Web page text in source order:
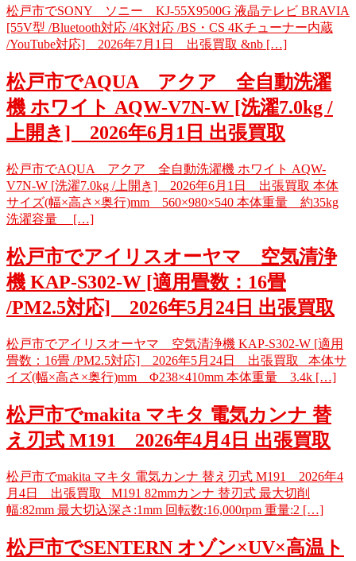
松戸市でSONY ソニー KJ-55X9500G 液晶テレビ BRAVIA
[55V型 /Bluetooth対応 /4K対応 /BS・CS 4Kチューナー内蔵
/YouTube対応] 2026年7月1日 出張買取 &nb […]
松戸市でAQUA アクア 全自動洗濯
機 ホワイト AQW-V7N-W [洗濯7.0kg /
上開き] 2026年6月1日 出張買取
松戸市でAQUA アクア 全自動洗濯機 ホワイト AQW-
V7N-W [洗濯7.0kg /上開き] 2026年6月1日 出張買取 本体
サイズ(幅×高さ×奥行)mm 560×980×540 本体重量 約35kg
洗濯容量 […]
松戸市でアイリスオーヤマ 空気清浄
機 KAP-S302-W [適用畳数：16畳
/PM2.5対応] 2026年5月24日 出張買取
松戸市でアイリスオーヤマ 空気清浄機 KAP-S302-W [適用
畳数：16畳 /PM2.5対応] 2026年5月24日 出張買取 本体サ
イズ(幅×高さ×奥行)mm Φ238×410mm 本体重量 3.4k […]
松戸市でmakita マキタ 電気カンナ 替
え刃式 M191 2026年4月4日 出張買取
松戸市でmakita マキタ 電気カンナ 替え刃式 M191 2026年4
月4日 出張買取 M191 82mmカンナ 替刃式 最大切削
幅:82mm 最大切込深さ:1mm 回転数:16,000rpm 重量:2 […]
松戸市でSENTERN オゾン×UV×高温ト